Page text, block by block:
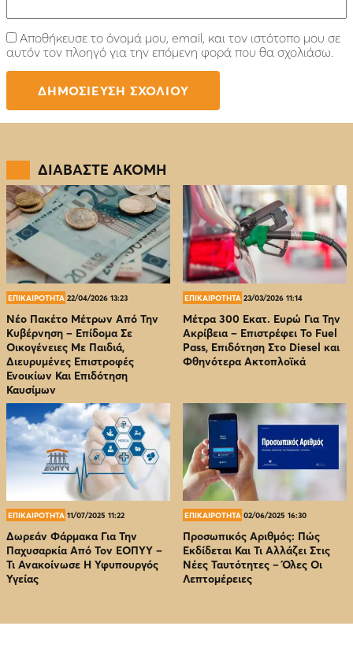
Αποθήκευσε το όνομά μου, email, και τον ιστότοπο μου σε
αυτόν τον πλοηγό για την επόμενη φορά που θα σχολιάσω.
ΔΙΑΒΑΣΤΕ ΑΚΟΜΗ
ΕΠΙΚΑΙΡΟΤΗΤΑ 22/04/2026 13:23
Νέο Πακέτο Μέτρων Από Την
Κυβέρνηση – Επίδομα Σε
Οικογένειες Με Παιδιά,
Διευρυμένες Επιστροφές
Ενοικίων Και Επιδότηση
Καυσίμων
ΕΠΙΚΑΙΡΟΤΗΤΑ 23/03/2026 11:14
Μέτρα 300 Εκατ. Ευρώ Για Την
Ακρίβεια – Επιστρέφει Το Fuel
Pass, Επιδότηση Στο Diesel και
Φθηνότερα Ακτοπλοϊκά
ΕΠΙΚΑΙΡΟΤΗΤΑ 11/07/2025 11:22
Δωρεάν Φάρμακα Για Την
Παχυσαρκία Από Τον EOΠΥΥ –
Τι Ανακοίνωσε Η Υφυπουργός
Υγείας
ΕΠΙΚΑΙΡΟΤΗΤΑ 02/06/2025 16:30
Προσωπικός Αριθμός: Πώς
Εκδίδεται Και Τι Αλλάζει Στις
Νέες Ταυτότητες – Όλες Οι
Λεπτομέρειες